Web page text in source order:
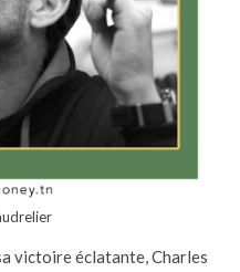
victoire éclatante, Charles